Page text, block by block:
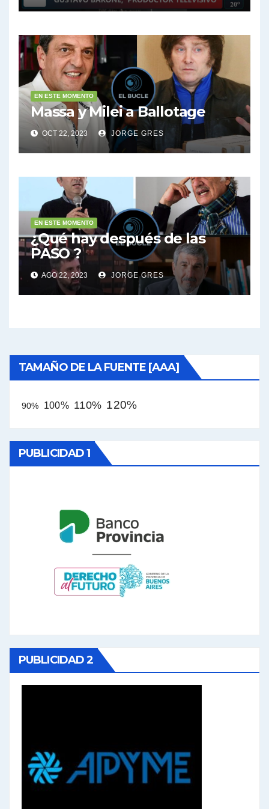
EN ESTE MOMENTO
Massa y Milei a Ballotage
OCT 22, 2023 JORGE GRES
EN ESTE MOMENTO
¿Qué hay después de las
PASO ?
AGO 22, 2023 JORGE GRES
TAMAÑO DE LA FUENTE [AAA]
90% 100% 110% 120%
PUBLICIDAD 1
PUBLICIDAD 2